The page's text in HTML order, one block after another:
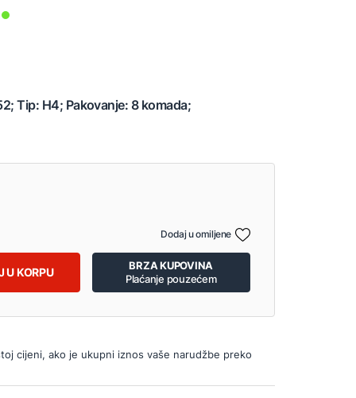
Tip: H4; Pakovanje: 8 komada;
U KORPU
BRZA KUPOVINA
Plaćanje pouzećem
Dodaj u omiljene
cijeni, ako je ukupni iznos vaše narudžbe preko